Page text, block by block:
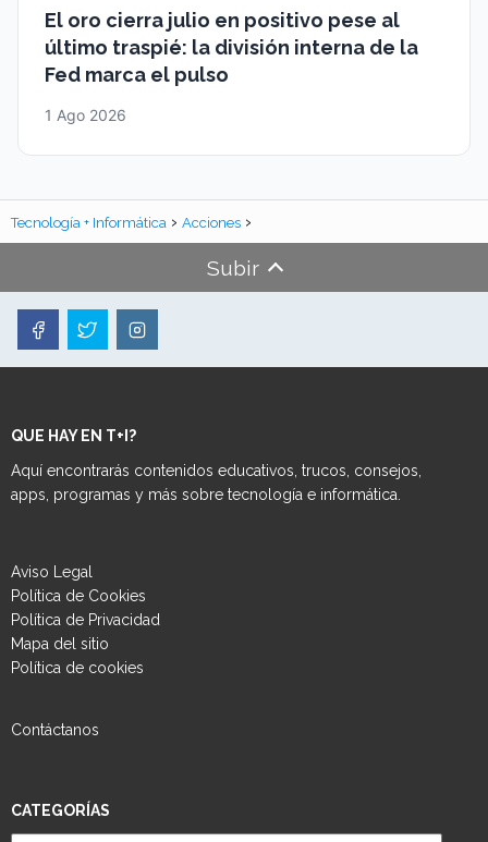
El oro cierra julio en positivo pese al
último traspié: la división interna de la
Fed marca el pulso
1 Ago 2026
Tecnología + Informática Acciones
Subir
QUE HAY EN T+I?
Aquí encontrarás contenidos educativos, trucos, consejos,
apps, programas y más sobre tecnología e informática.
Aviso Legal
Política de Cookies
Política de Privacidad
Mapa del sitio
Política de cookies
Contáctanos
CATEGORÍAS